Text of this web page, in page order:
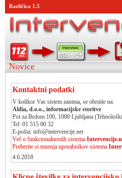
Različica 1.5
Novice
Kontaktni podatki
V kolikor Vas sistem zanima, se obrnite na:
Aldia, d.o.o., informacijske storitve
Pot za Brdom 100, 1000 Ljubljana
Tel: 01 515 00 32
E-pošta: info@intervencije.net
Več o funkcionalnostih sistema
Preberite si mnenja uporabnikov sistema
4.6.2018